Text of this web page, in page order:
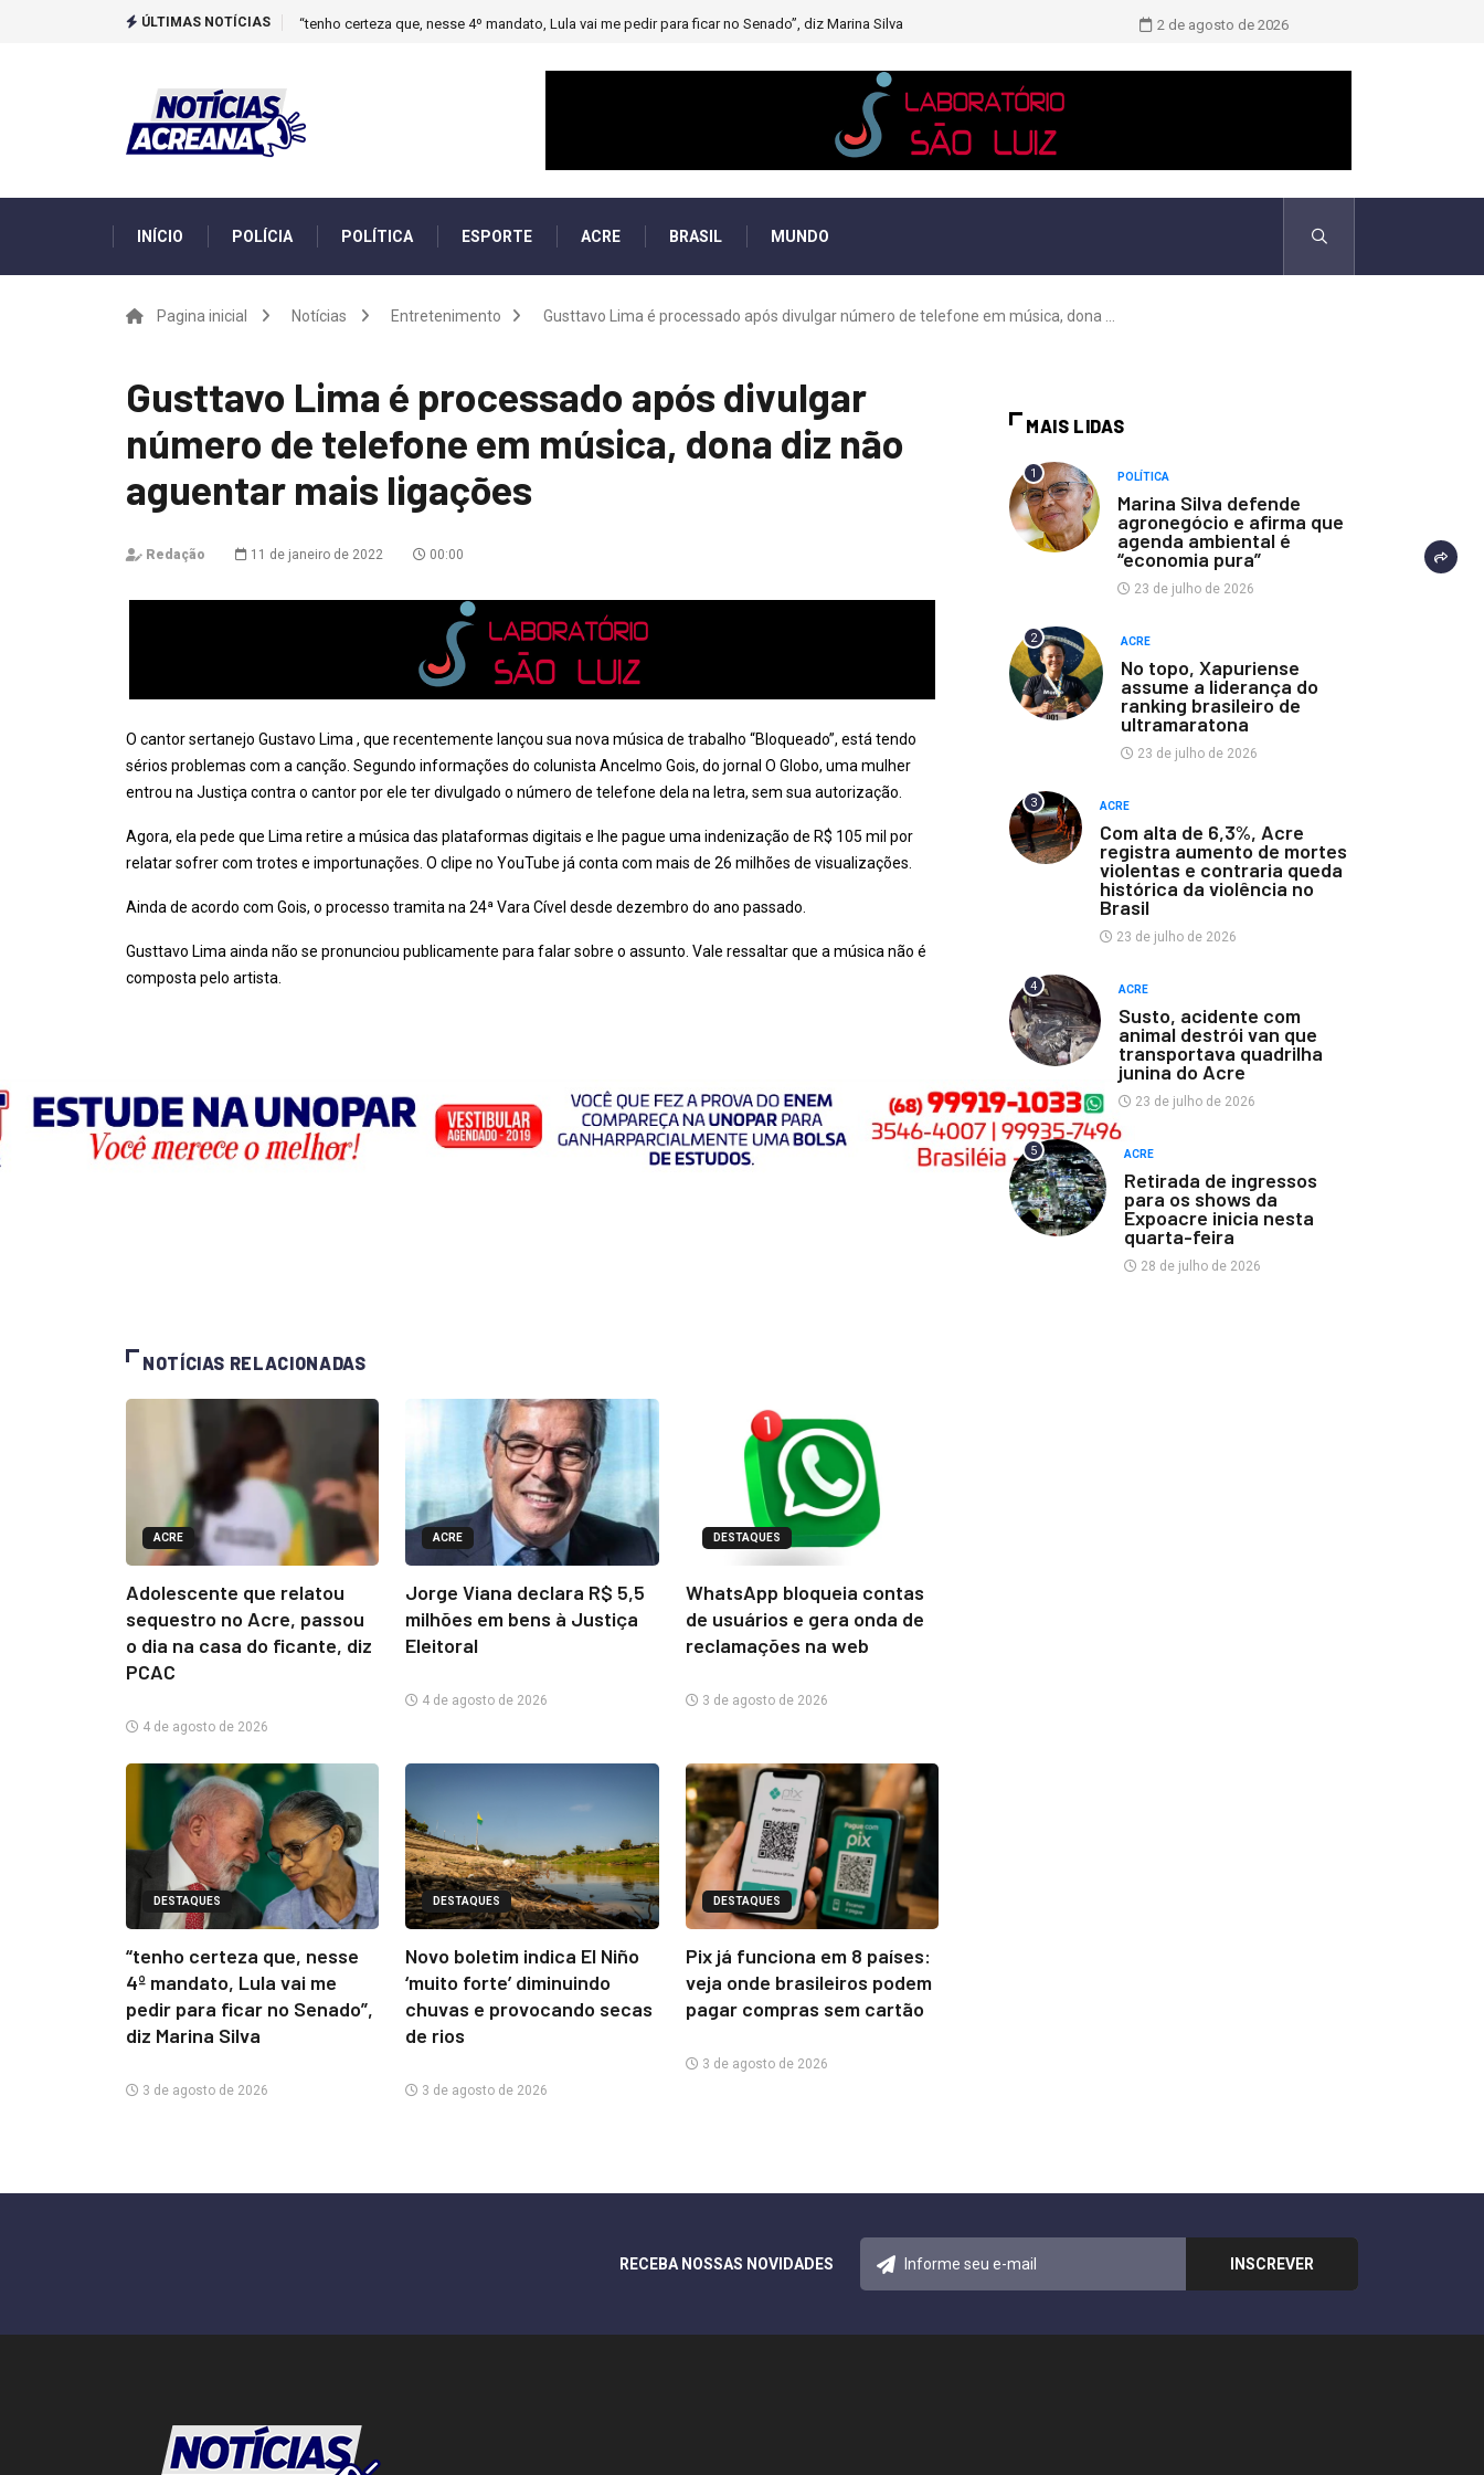
ÚLTIMAS NOTÍCIAS “tenho certeza que, nesse 4º mandato, Lula vai me pedir para ficar no Senado”, diz Marina Silva Novo boletim indica El Niño ‘muito
2 de agosto de 2026
INÍCIO POLÍCIA POLÍTICA ESPORTE ACRE BRASIL MUNDO
Pagina inicial Notícias Entretenimento Gusttavo Lima é processado após divulgar número de telefone em música, dona ...
Gusttavo Lima é processado após divulgar
número de telefone em música, dona diz não
aguentar mais ligações
Redação 11 de janeiro de 2022 00:00
O cantor sertanejo Gustavo Lima , que recentemente lançou sua nova música de trabalho “Bloqueado”, está tendo
sérios problemas com a canção. Segundo informações do colunista Ancelmo Gois, do jornal O Globo, uma mulher
entrou na Justiça contra o cantor por ele ter divulgado o número de telefone dela na letra, sem sua autorização.
Agora, ela pede que Lima retire a música das plataformas digitais e lhe pague uma indenização de R$ 105 mil por
relatar sofrer com trotes e importunações. O clipe no YouTube já conta com mais de 26 milhões de visualizações.
Ainda de acordo com Gois, o processo tramita na 24ª Vara Cível desde dezembro do ano passado.
Gusttavo Lima ainda não se pronunciou publicamente para falar sobre o assunto. Vale ressaltar que a música não é
composta pelo artista.
NOTÍCIAS RELACIONADAS
ACRE
Adolescente que relatou
sequestro no Acre, passou
o dia na casa do ficante, diz
PCAC
4 de agosto de 2026
ACRE
Jorge Viana declara R$ 5,5
milhões em bens à Justiça
Eleitoral
4 de agosto de 2026
DESTAQUES
WhatsApp bloqueia contas
de usuários e gera onda de
reclamações na web
3 de agosto de 2026
DESTAQUES
“tenho certeza que, nesse
4º mandato, Lula vai me
pedir para ficar no Senado”,
diz Marina Silva
3 de agosto de 2026
DESTAQUES
Novo boletim indica El Niño
‘muito forte’ diminuindo
chuvas e provocando secas
de rios
3 de agosto de 2026
DESTAQUES
Pix já funciona em 8 países:
veja onde brasileiros podem
pagar compras sem cartão
3 de agosto de 2026
MAIS LIDAS
1 POLÍTICA
Marina Silva defende
agronegócio e afirma que
agenda ambiental é
“economia pura”
23 de julho de 2026
2 ACRE
No topo, Xapuriense
assume a liderança do
ranking brasileiro de
ultramaratona
23 de julho de 2026
3 ACRE
Com alta de 6,3%, Acre
registra aumento de mortes
violentas e contraria queda
histórica da violência no
Brasil
23 de julho de 2026
4 ACRE
Susto, acidente com
animal destrói van que
transportava quadrilha
junina do Acre
23 de julho de 2026
5 ACRE
Retirada de ingressos
para os shows da
Expoacre inicia nesta
quarta-feira
28 de julho de 2026
RECEBA NOSSAS NOVIDADES